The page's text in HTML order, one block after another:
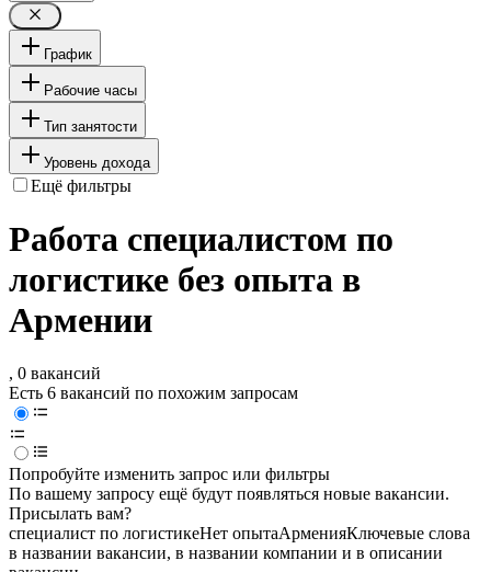
График
Рабочие часы
Тип занятости
Уровень дохода
Ещё фильтры
Работа специалистом по
логистике без опыта в
Армении
, 0 вакансий
Есть 6 вакансий по похожим запросам
Попробуйте изменить запрос или фильтры
По вашему запросу ещё будут появляться новые вакансии.
Присылать вам?
специалист по логистикеНет опытаАрменияКлючевые слова
в названии вакансии, в названии компании и в описании